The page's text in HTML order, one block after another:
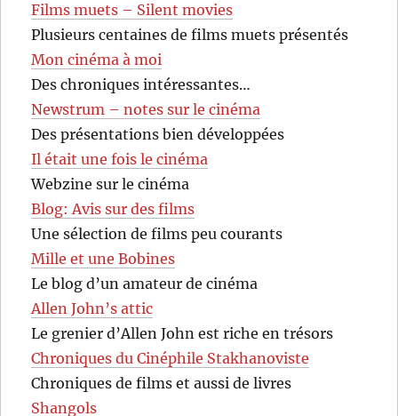
Films muets – Silent movies
Plusieurs centaines de films muets présentés
Mon cinéma à moi
Des chroniques intéressantes…
Newstrum – notes sur le cinéma
Des présentations bien développées
Il était une fois le cinéma
Webzine sur le cinéma
Blog: Avis sur des films
Une sélection de films peu courants
Mille et une Bobines
Le blog d’un amateur de cinéma
Allen John’s attic
Le grenier d’Allen John est riche en trésors
Chroniques du Cinéphile Stakhanoviste
Chroniques de films et aussi de livres
Shangols